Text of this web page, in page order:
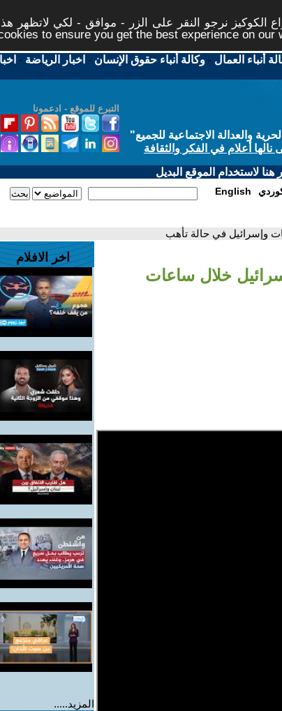
نرجو النقر على الزر - موافق - لكي لاتظهر
to ensure you get the best experience on our
أنباء العمال -وكالة أنباء حقوق الإنسان - اخبار الرياضة -
التبرع للموقع - ادعمونا
والعدالة الاجتماعية للجميع"
أعلام في الفكر والثقافة
لاستخدام الموقع البديل
English
وإسرائيل في حالة تأهب
خلال ساعات
اخر الافلام
المزيد.....